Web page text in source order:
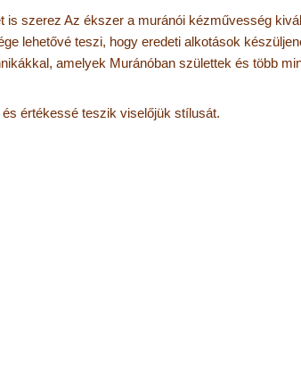
szerez Az ékszer a muránói kézművesség
lehetővé teszi, hogy eredeti alkotások
amelyek Muránóban születtek és több
értékessé teszik viselőjük stílusát.